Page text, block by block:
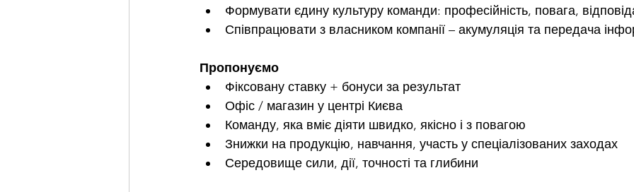
Формувати єдину культуру команди: професійність, повага,
Співпрацювати з власником компанії – акумуляція та передача
Пропонуємо
Фіксовану ставку + бонуси за результат
Офіс / магазин у центрі Києва
Команду, яка вміє діяти швидко, якісно і з повагою
Знижки на продукцію, навчання, участь у спеціалізованих заходах
Середовище сили, дії, точності та глибини